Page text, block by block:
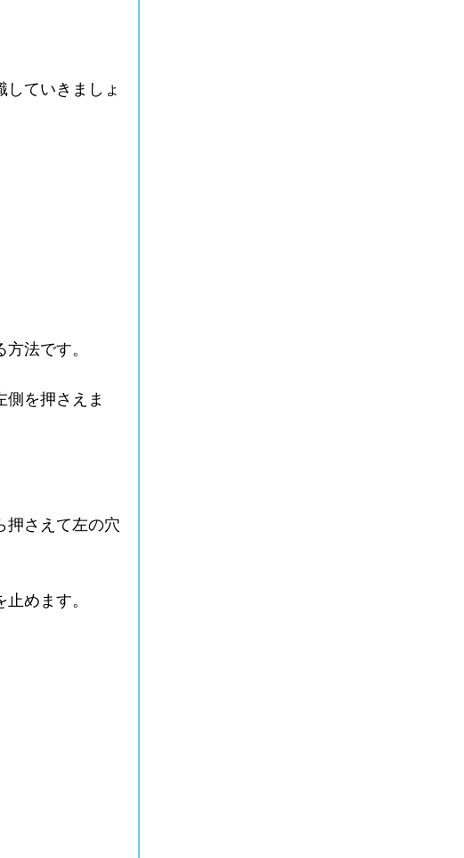
していきましょ
法です。
側を押さえま
さえて左の穴
めます。